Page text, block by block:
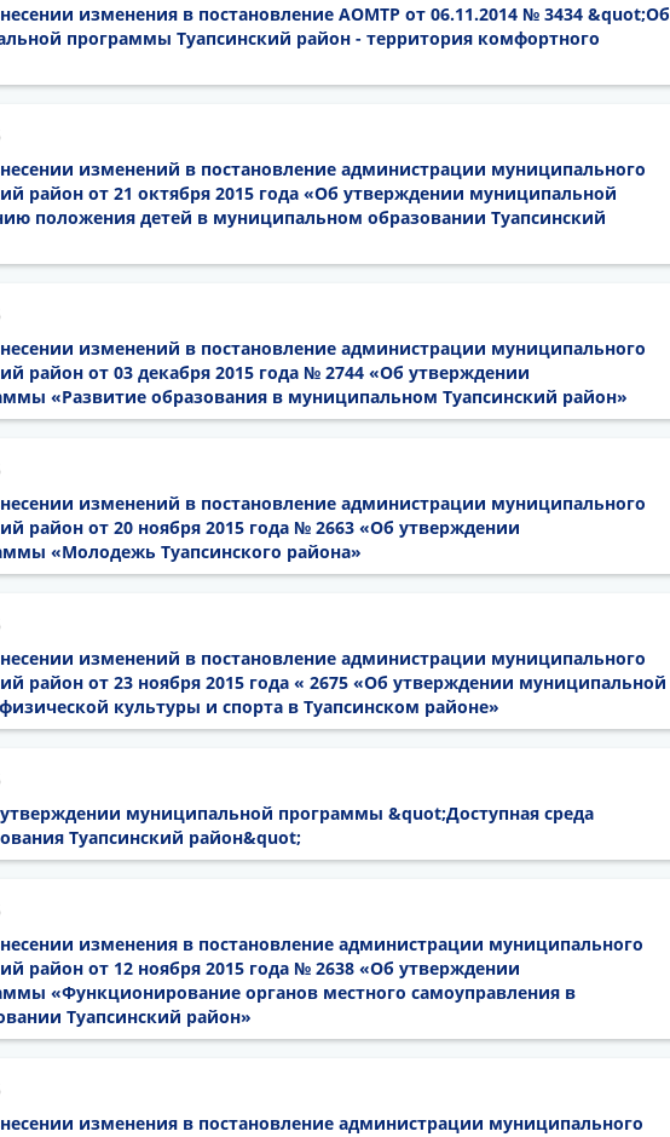
изменения в постановление АОМТР от 06.11.2014 № 3434 &quot;Об
программы Туапсинский район - территория комфортного
изменений в постановление администрации муниципального
район от 21 октября 2015 года «Об утверждении муниципальной
положения детей в муниципальном образовании Туапсинский
изменений в постановление администрации муниципального
район от 03 декабря 2015 года № 2744 «Об утверждении
«Развитие образования в муниципальном Туапсинский район»
изменений в постановление администрации муниципального
район от 20 ноября 2015 года № 2663 «Об утверждении
«Молодежь Туапсинского района»
изменений в постановление администрации муниципального
район от 23 ноября 2015 года « 2675 «Об утверждении муниципальной
культуры и спорта в Туапсинском районе»
утверждении муниципальной программы &quot;Доступная среда
Туапсинский район&quot;
изменения в постановление администрации муниципального
район от 12 ноября 2015 года № 2638 «Об утверждении
«Функционирование органов местного самоуправления в
Туапсинский район»
изменения в постановление администрации муниципального